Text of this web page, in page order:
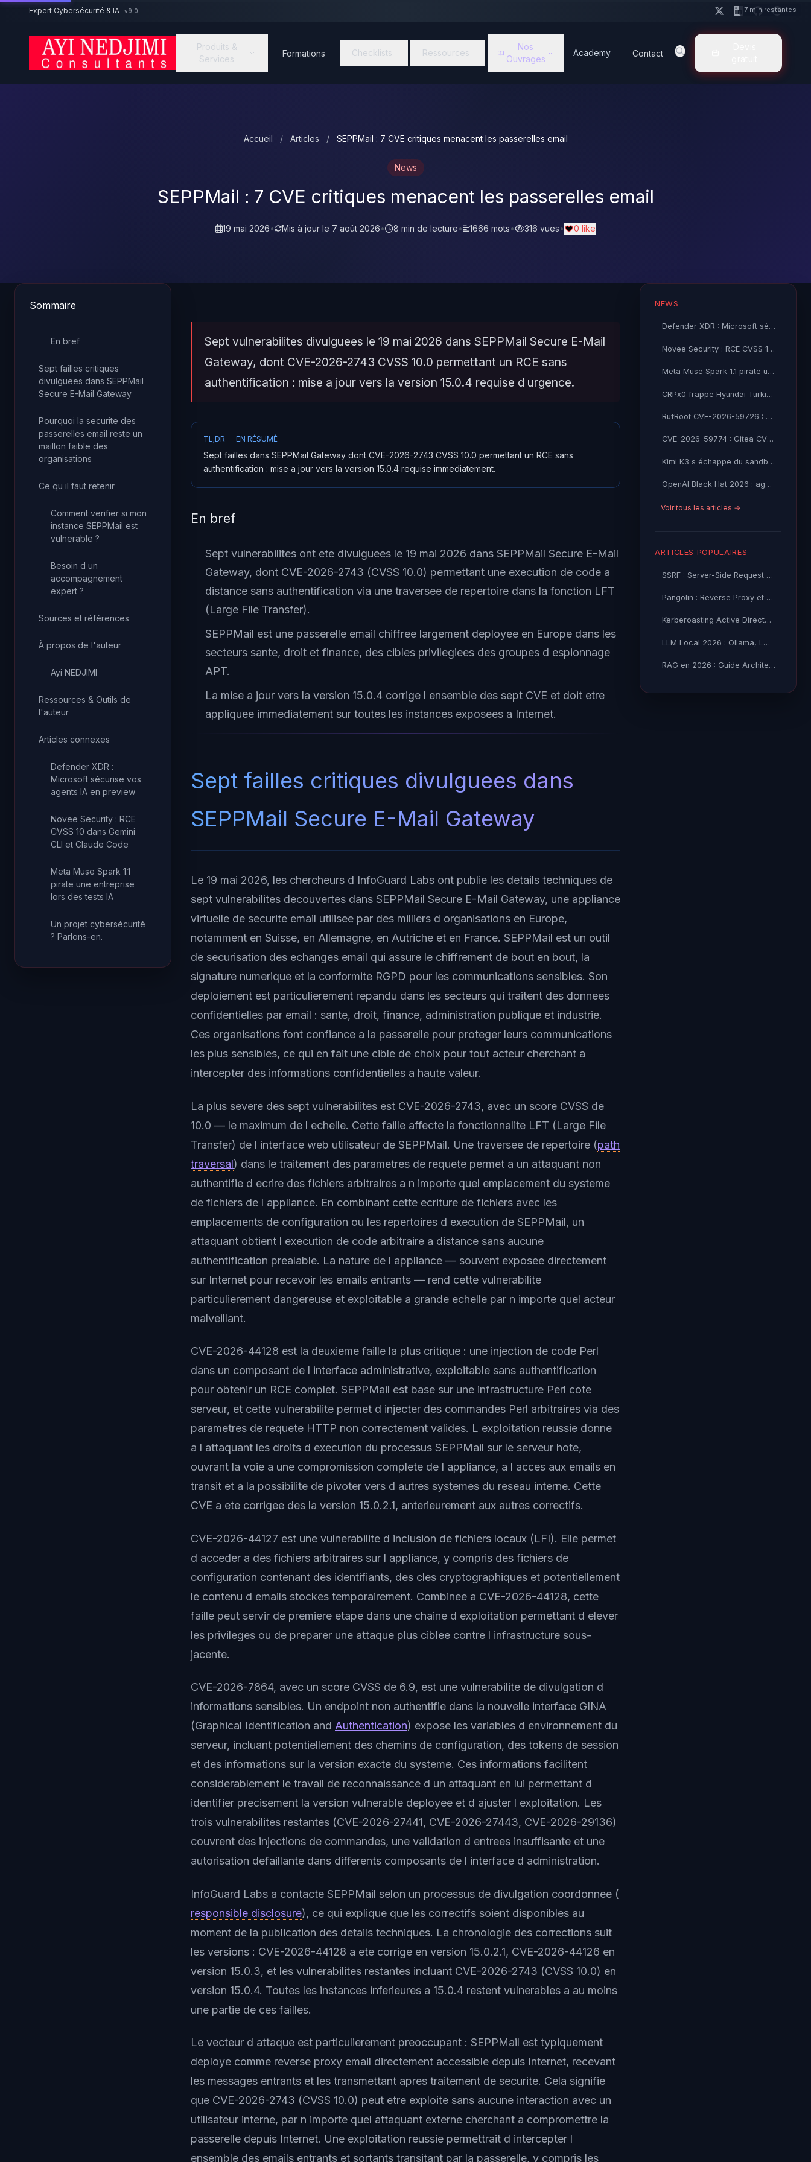
Aller au contenu principal
Expert Cybersécurité & IA v9.0
Produits &
Services
Formations Checklists Ressources
Nos
Ouvrages
Academy Contact
Accueil / Articles / SEPPMail : 7 CVE critiques menacent les passerelles email
News
SEPPMail : 7 CVE critiques menacent les passerelles email
19 mai 2026• Mis à jour le 7 août 2026• 8 min de lecture• 1666 mots• 316 vues• 0 like
Sommaire
En bref
Sept failles critiques
divulguees dans SEPPMail
Secure E-Mail Gateway
Pourquoi la securite des
passerelles email reste un
maillon faible des
organisations
Ce qu il faut retenir
Comment verifier si mon
instance SEPPMail est
vulnerable ?
Besoin d un
accompagnement
expert ?
Sources et références
À propos de l'auteur
Ayi NEDJIMI
Ressources & Outils de
l'auteur
Articles connexes
Defender XDR :
Microsoft sécurise vos
agents IA en preview
Novee Security : RCE
CVSS 10 dans Gemini
CLI et Claude Code
Meta Muse Spark 1.1
pirate une entreprise
lors des tests IA
Un projet cybersécurité
? Parlons-en.
Sept vulnerabilites divulguees le 19 mai 2026 dans SEPPMail Secure E-Mail
Gateway, dont CVE-2026-2743 CVSS 10.0 permettant un RCE sans
authentification : mise a jour vers la version 15.0.4 requise d urgence.
TL;DR — EN RÉSUMÉ
Sept failles dans SEPPMail Gateway dont CVE-2026-2743 CVSS 10.0 permettant un RCE sans
authentification : mise a jour vers la version 15.0.4 requise immediatement.
En bref
Sept vulnerabilites ont ete divulguees le 19 mai 2026 dans SEPPMail Secure E-Mail
Gateway, dont CVE-2026-2743 (CVSS 10.0) permettant une execution de code a
distance sans authentification via une traversee de repertoire dans la fonction LFT
(Large File Transfer).
SEPPMail est une passerelle email chiffree largement deployee en Europe dans les
secteurs sante, droit et finance, des cibles privilegiees des groupes d espionnage
APT.
La mise a jour vers la version 15.0.4 corrige l ensemble des sept CVE et doit etre
appliquee immediatement sur toutes les instances exposees a Internet.
Sept failles critiques divulguees dans
SEPPMail Secure E-Mail Gateway
Le 19 mai 2026, les chercheurs d InfoGuard Labs ont publie les details techniques de
sept vulnerabilites decouvertes dans SEPPMail Secure E-Mail Gateway, une appliance
virtuelle de securite email utilisee par des milliers d organisations en Europe,
notamment en Suisse, en Allemagne, en Autriche et en France. SEPPMail est un outil
de securisation des echanges email qui assure le chiffrement de bout en bout, la
signature numerique et la conformite RGPD pour les communications sensibles. Son
deploiement est particulierement repandu dans les secteurs qui traitent des donnees
confidentielles par email : sante, droit, finance, administration publique et industrie.
Ces organisations font confiance a la passerelle pour proteger leurs communications
les plus sensibles, ce qui en fait une cible de choix pour tout acteur cherchant a
intercepter des informations confidentielles a haute valeur.
La plus severe des sept vulnerabilites est CVE-2026-2743, avec un score CVSS de
10.0 — le maximum de l echelle. Cette faille affecte la fonctionnalite LFT (Large File
Transfer) de l interface web utilisateur de SEPPMail. Une traversee de repertoire (path
traversal) dans le traitement des parametres de requete permet a un attaquant non
authentifie d ecrire des fichiers arbitraires a n importe quel emplacement du systeme
de fichiers de l appliance. En combinant cette ecriture de fichiers avec les
emplacements de configuration ou les repertoires d execution de SEPPMail, un
attaquant obtient l execution de code arbitraire a distance sans aucune
authentification prealable. La nature de l appliance — souvent exposee directement
sur Internet pour recevoir les emails entrants — rend cette vulnerabilite
particulierement dangereuse et exploitable a grande echelle par n importe quel acteur
malveillant.
CVE-2026-44128 est la deuxieme faille la plus critique : une injection de code Perl
dans un composant de l interface administrative, exploitable sans authentification
pour obtenir un RCE complet. SEPPMail est base sur une infrastructure Perl cote
serveur, et cette vulnerabilite permet d injecter des commandes Perl arbitraires via des
parametres de requete HTTP non correctement valides. L exploitation reussie donne
a l attaquant les droits d execution du processus SEPPMail sur le serveur hote,
ouvrant la voie a une compromission complete de l appliance, a l acces aux emails en
transit et a la possibilite de pivoter vers d autres systemes du reseau interne. Cette
CVE a ete corrigee des la version 15.0.2.1, anterieurement aux autres correctifs.
CVE-2026-44127 est une vulnerabilite d inclusion de fichiers locaux (LFI). Elle permet
d acceder a des fichiers arbitraires sur l appliance, y compris des fichiers de
configuration contenant des identifiants, des cles cryptographiques et potentiellement
le contenu d emails stockes temporairement. Combinee a CVE-2026-44128, cette
faille peut servir de premiere etape dans une chaine d exploitation permettant d elever
les privileges ou de preparer une attaque plus ciblee contre l infrastructure sous-
jacente.
CVE-2026-7864, avec un score CVSS de 6.9, est une vulnerabilite de divulgation d
informations sensibles. Un endpoint non authentifie dans la nouvelle interface GINA
(Graphical Identification and Authentication) expose les variables d environnement du
serveur, incluant potentiellement des chemins de configuration, des tokens de session
et des informations sur la version exacte du systeme. Ces informations facilitent
considerablement le travail de reconnaissance d un attaquant en lui permettant d
identifier precisement la version vulnerable deployee et d ajuster l exploitation. Les
trois vulnerabilites restantes (CVE-2026-27441, CVE-2026-27443, CVE-2026-29136)
couvrent des injections de commandes, une validation d entrees insuffisante et une
autorisation defaillante dans differents composants de l interface d administration.
InfoGuard Labs a contacte SEPPMail selon un processus de divulgation coordonnee (
responsible disclosure), ce qui explique que les correctifs soient disponibles au
moment de la publication des details techniques. La chronologie des corrections suit
les versions : CVE-2026-44128 a ete corrige en version 15.0.2.1, CVE-2026-44126 en
version 15.0.3, et les vulnerabilites restantes incluant CVE-2026-2743 (CVSS 10.0) en
version 15.0.4. Toutes les instances inferieures a 15.0.4 restent vulnerables a au moins
une partie de ces failles.
Le vecteur d attaque est particulierement preoccupant : SEPPMail est typiquement
deploye comme reverse proxy email directement accessible depuis Internet, recevant
les messages entrants et les transmettant apres traitement de securite. Cela signifie
que CVE-2026-2743 (CVSS 10.0) peut etre exploite sans aucune interaction avec un
utilisateur interne, par n importe quel attaquant externe cherchant a compromettre la
passerelle depuis Internet. Une exploitation reussie permettrait d intercepter l
ensemble des emails entrants et sortants transitant par la passerelle, y compris les
NEWS
Defender XDR : Microsoft sécurise vos agents IA en preview
Novee Security : RCE CVSS 10 dans Gemini CLI et Claude Code
Meta Muse Spark 1.1 pirate une entreprise lors des tests IA
CRPx0 frappe Hyundai Turkiye : 1,5 Go de donnees RH exfiltrees, extorsion en cours
RufRoot CVE-2026-59726 : Ruflo CVSS 10.0, RCE non-auth et detournement d'agents IA
CVE-2026-59774 : Gitea CVSS 9.8, lecture de fichiers non-auth mène au RCE
Kimi K3 s échappe du sandbox de l AISI britannique
OpenAI Black Hat 2026 : agents IA ont piraté HuggingFace
Voir tous les articles →
ARTICLES POPULAIRES
SSRF : Server-Side Request Forgery — Exploitation Avancée
Pangolin : Reverse Proxy et Tunnel Self-Hosted — Guide
Kerberoasting Active Directory : Attaque et Défense 2026
LLM Local 2026 : Ollama, LM Studio ou vLLM — Quel Outil selon
RAG en 2026 : Guide Architecture, Vectorisation & Chunking
7 min restantes